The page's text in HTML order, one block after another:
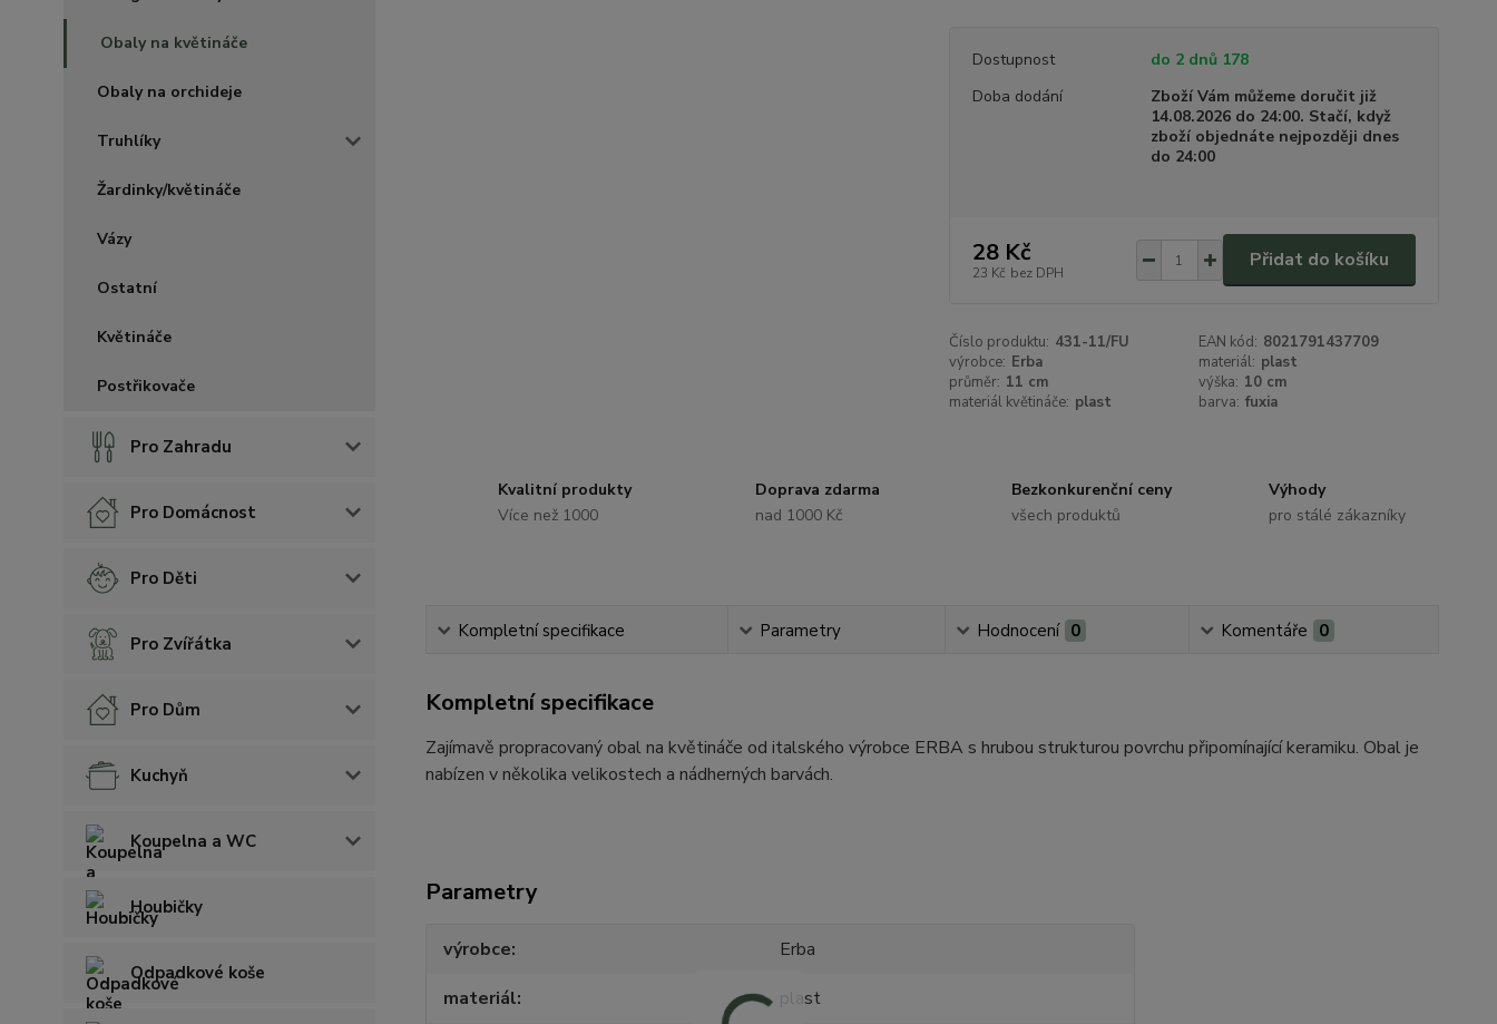
Obaly na květináče
Obaly na orchideje
Truhlíky
Žardinky/květináče
Vázy
Ostatní
Květináče
Postřikovače
Pro Zahradu
Pro Domácnost
Pro Děti
Pro Zvířátka
Pro Dům
Kuchyň
Koupelna a WC
Houbičky
Odpadkové koše
Dostupnost
do 2 dnů 178
Doba dodání
Zboží Vám můžeme doručit již
14.08.2026 do 24:00. Stačí, když
zboží objednáte nejpozději dnes
do 24:00
28 Kč
23 Kč bez DPH
Přidat do košíku
Číslo produktu: 431-11/FU EAN kód: 8021791437709
výrobce: Erba materiál: plast
průměr: 11 cm výška: 10 cm
materiál květináče: plast barva: fuxia
Kvalitní produkty
Více než 1000
Doprava zdarma
nad 1000 Kč
Bezkonkurenční ceny
všech produktů
Výhody
pro stálé zákazníky
Kompletní specifikace Parametry Hodnocení 0 Komentáře 0
Kompletní specifikace
Zajímavě propracovaný obal na květináče od italského výrobce ERBA s hrubou strukturou povrchu připomínající keramiku. Obal je
nabízen v několika velikostech a nádherných barvách.
Parametry
výrobce
Erba
materiál
plast